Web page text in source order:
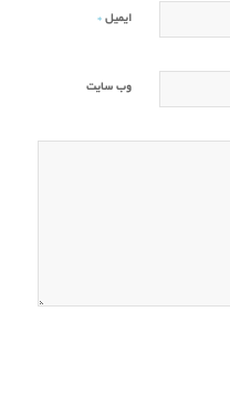
ایمیل *
وب‌ سایت